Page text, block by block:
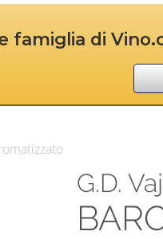
famiglia di
G.D.